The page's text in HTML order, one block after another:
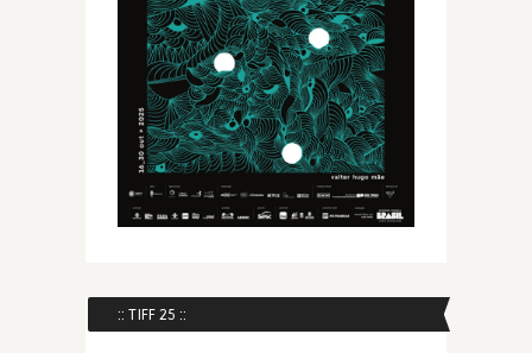
:: TIFF 25 ::